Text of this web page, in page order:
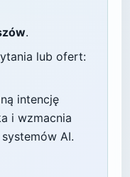
.
lub ofert:
intencję
i wzmacnia
AI.